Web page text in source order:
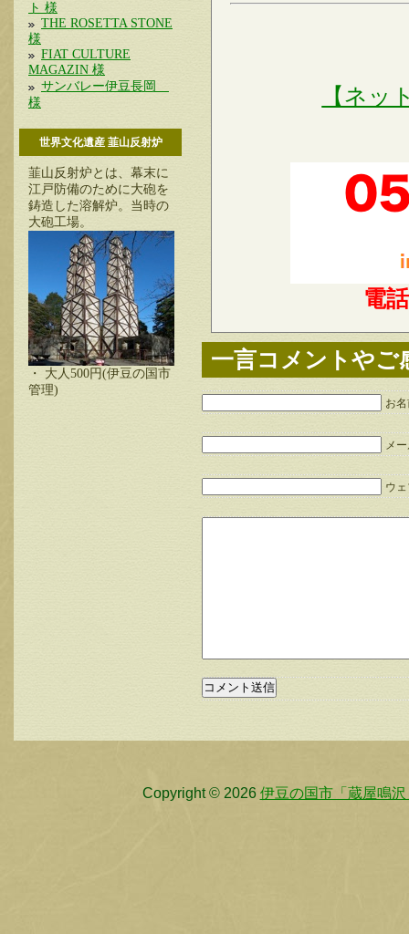
ト 様
THE ROSETTA STONE
様
FIAT CULTURE
MAGAZIN 様
サンバレー伊豆長岡
様
世界文化遺産 韮山反射炉
韮山反射炉とは、幕末に
江戸防備のために大砲を
鋳造した溶解炉。当時の
大砲工場。
・ 大人500円(伊豆の国市
管理)
【ネッ
電話
一言コメントやご
お
メ
ウ
Copyright © 2026 伊豆の国市「蔵屋鳴